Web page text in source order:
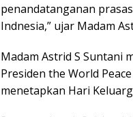
penandatanganan
Indnesia,” ujar Madam
Madam Astrid S Suntani
Presiden the World
menetapkan Hari